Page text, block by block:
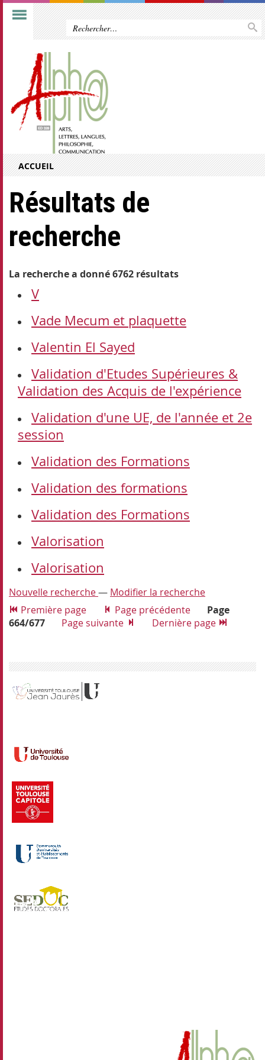
ACCUEIL
Résultats de
recherche
La recherche a donné 6762 résultats
V
Vade Mecum et plaquette
Valentin El Sayed
Validation d'Etudes Supérieures &
Validation des Acquis de l'expérience
Validation d'une UE, de l'année et 2e
session
Validation des Formations
Validation des formations
Validation des Formations
Valorisation
Valorisation
Nouvelle recherche— Modifier la recherche
Première page
Page précédente
Page
664/677
Page suivante Dernière page